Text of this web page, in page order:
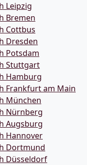
Leipzig
Bremen
Cottbus
Dresden
Potsdam
Stuttgart
Hamburg
Frankfurt am Main
München
Nürnberg
Augsburg
Hannover
Dortmund
Düsseldorf